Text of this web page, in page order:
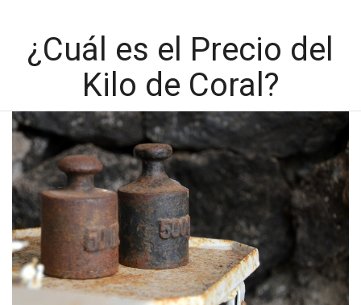
¿Cuál es el Precio del
Kilo de Coral?